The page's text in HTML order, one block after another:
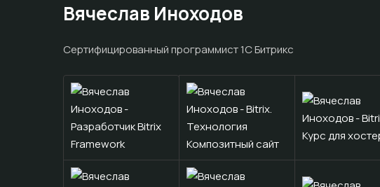
Вячеслав Иноходов
Cертифицированный программист 1С Битрикс